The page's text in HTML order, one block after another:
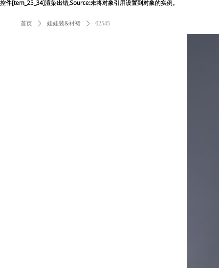
首页 ꄲ 娃娃装&衬裙 ꄲ 62545
控件[tem_25_34]渲染出错,Source:未将对象引用设置到对象的实例。
控件[tem_25_34]渲染出错,Source:未将对象引用设置到对象的实例。